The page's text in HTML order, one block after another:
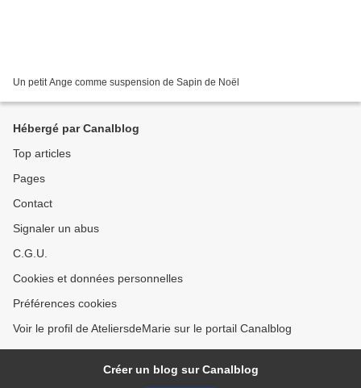
Un petit Ange comme suspension de Sapin de Noël
Hébergé par Canalblog
Top articles
Pages
Contact
Signaler un abus
C.G.U.
Cookies et données personnelles
Préférences cookies
Voir le profil de AteliersdeMarie sur le portail Canalblog
Créer un blog sur Canalblog